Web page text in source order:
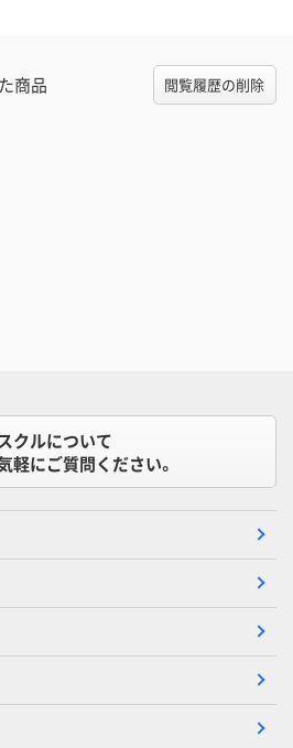
商品 閲覧履歴の削除
クルについて
軽にご質問ください。